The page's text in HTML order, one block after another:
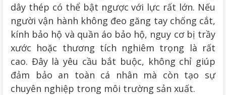
dây thép có thể bật ngược với lực rất lớn. Nếu
người vận hành không đeo găng tay chống cắt,
kính bảo hộ và quần áo bảo hộ, nguy cơ bị trầy
xước hoặc thương tích nghiêm trọng là rất
cao. Đây là yêu cầu bắt buộc, không chỉ giúp
đảm bảo an toàn cá nhân mà còn tạo sự
chuyên nghiệp trong môi trường sản xuất.